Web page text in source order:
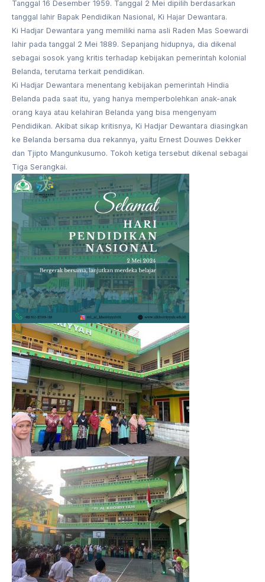
Tanggal 16 Desember 1959. Tanggal 2 Mei dipilih berdasarkan
tanggal lahir Bapak Pendidikan Nasional, Ki Hajar Dewantara.
Ki Hadjar Dewantara yang memiliki nama asli Raden Mas Soewardi
lahir pada tanggal 2 Mei 1889. Sepanjang hidupnya, dia dikenal
sebagai sosok yang kritis terhadap kebijakan pemerintah kolonial
Belanda, terutama terkait pendidikan.
Ki Hadjar Dewantara menentang kebijakan pemerintah Hindia
Belanda pada saat itu, yang hanya memperbolehkan anak-anak
orang kaya atau kelahiran Belanda yang bisa mengenyam
Pendidikan. Akibat sikap kritisnya, Ki Hadjar Dewantara diasingkan
ke Belanda bersama dua rekannya, yaitu Ernest Douwes Dekker
dan Tjipto Mangunkusumo. Tokoh ketiga tersebut dikenal sebagai
Tiga Serangkai.